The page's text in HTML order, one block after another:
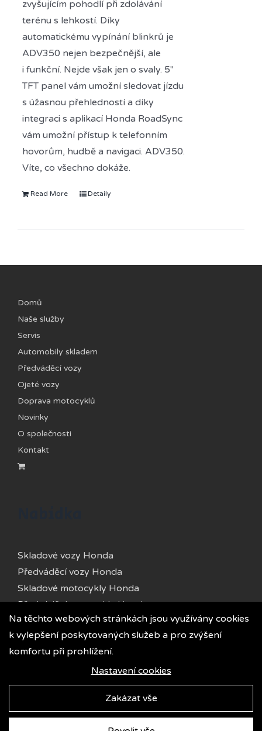
zvyšujícím pohodlí při zdolávání
terénu s lehkostí. Díky
automatickému vypínání blinkrů je
ADV350 nejen bezpečnější, ale
i funkční. Nejde však jen o svaly. 5"
TFT panel vám umožní sledovat jízdu
s úžasnou přehledností a díky
integraci s aplikací Honda RoadSync
vám umožní přístup k telefonním
hovorům, hudbě a navigaci. ADV350.
Víte, co všechno dokáže.
Read More Detaily
Domů
Naše služby
Servis
Automobily skladem
Předváděcí vozy
Ojeté vozy
Doprava motocyklů
Novinky
O společnosti
Kontakt
Skladové vozy Honda
Předváděcí vozy Honda
Skladové motocykly Honda
Předváděcí motocykly Honda
Skladové vozy Kia
Předváděcí vozy Kia
Ojeté vozy
Na těchto webových stránkách jsou využívány cookies
k vylepšení poskytovaných služeb a pro zvýšení
komfortu při prohlížení.
Nastavení cookies
Zakázat vše